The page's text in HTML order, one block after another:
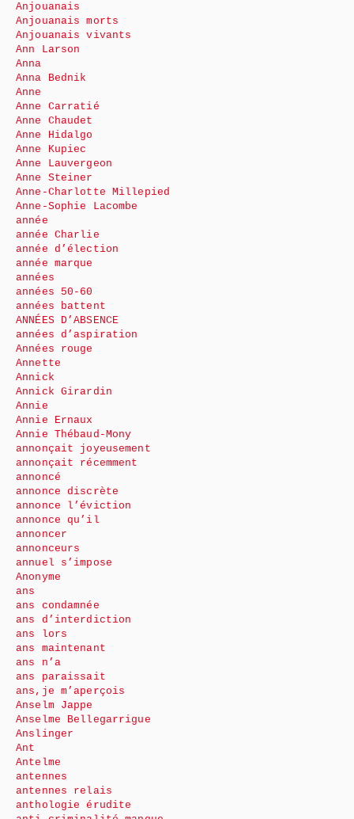
Anjouanais
Anjouanais morts
Anjouanais vivants
Ann Larson
Anna
Anna Bednik
Anne
Anne Carratié
Anne Chaudet
Anne Hidalgo
Anne Kupiec
Anne Lauvergeon
Anne Steiner
Anne-Charlotte Millepied
Anne-Sophie Lacombe
année
année Charlie
année d’élection
année marque
années
années 50-60
années battent
ANNÉES D’ABSENCE
années d’aspiration
Années rouge
Annette
Annick
Annick Girardin
Annie
Annie Ernaux
Annie Thébaud-Mony
annonçait joyeusement
annonçait récemment
annoncé
annonce discrète
annonce l’éviction
annonce qu’il
annoncer
annonceurs
annuel s’impose
Anonyme
ans
ans condamnée
ans d’interdiction
ans lors
ans maintenant
ans n’a
ans paraissait
ans,je m’aperçois
Anselm Jappe
Anselme Bellegarrigue
Anslinger
Ant
Antelme
antennes
antennes relais
anthologie érudite